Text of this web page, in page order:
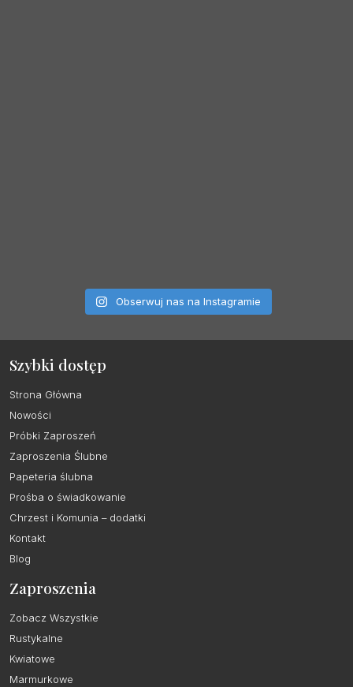
Obserwuj nas na Instagramie
Szybki dostęp
Strona Główna
Nowości
Próbki Zaproszeń
Zaproszenia Ślubne
Papeteria ślubna
Prośba o świadkowanie
Chrzest i Komunia – dodatki
Kontakt
Blog
Zaproszenia
Zobacz Wszystkie
Rustykalne
Kwiatowe
Marmurkowe